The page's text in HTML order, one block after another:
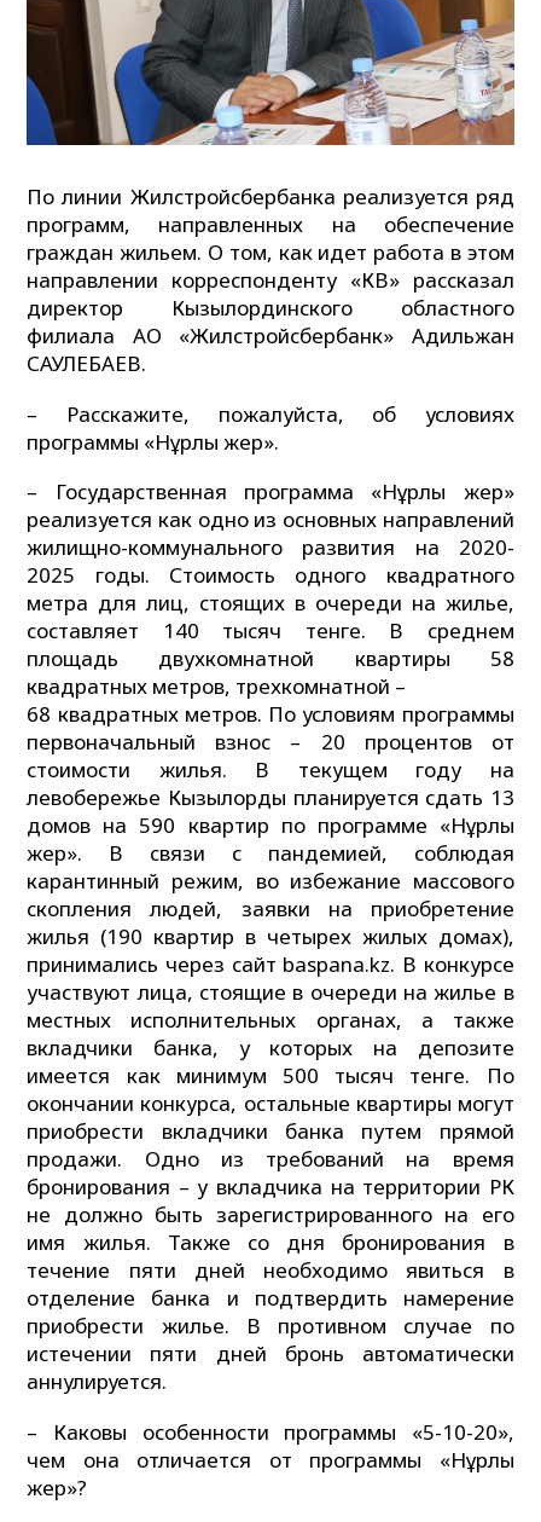
По линии Жилстройсбербанка реализуется ряд
программ, направленных на обеспечение
граждан жильем. О том, как идет работа в этом
направлении корреспонденту «КВ» рассказал
директор Кызылординского областного
филиала АО «Жилстройсбербанк» Адильжан
САУЛЕБАЕВ.
– Расскажите, пожалуйста, об условиях
программы «Нұрлы жер».
– Государственная программа «Нұрлы жер»
реализуется как одно из основных направлений
жилищно-коммунального развития на 2020-
2025 годы. Стоимость одного квадратного
метра для лиц, стоящих в очереди на жилье,
составляет 140 тысяч тенге. В среднем
площадь двухкомнатной квартиры 58
квадратных метров, трехкомнатной –
68 квадратных метров. По условиям программы
первоначальный взнос – 20 процентов от
стоимости жилья. В текущем году на
левобережье Кызылорды планируется сдать 13
домов на 590 квартир по программе «Нұрлы
жер». В связи с пандемией, соблюдая
карантинный режим, во избежание массового
скопления людей, заявки на приобретение
жилья (190 квартир в четырех жилых домах),
принимались через сайт baspana.kz. В конкурсе
участвуют лица, стоящие в очереди на жилье в
местных исполнительных органах, а также
вкладчики банка, у которых на депозите
имеется как минимум 500 тысяч тенге. По
окончании конкурса, остальные квартиры могут
приобрести вкладчики банка путем прямой
продажи. Одно из требований на время
бронирования – у вкладчика на территории РК
не должно быть зарегистрированного на его
имя жилья. Также со дня бронирования в
течение пяти дней необходимо явиться в
отделение банка и подтвердить намерение
приобрести жилье. В противном случае по
истечении пяти дней бронь автоматически
аннулируется.
– Каковы особенности программы «5-10-20»,
чем она отличается от программы «Нұрлы
жер»?